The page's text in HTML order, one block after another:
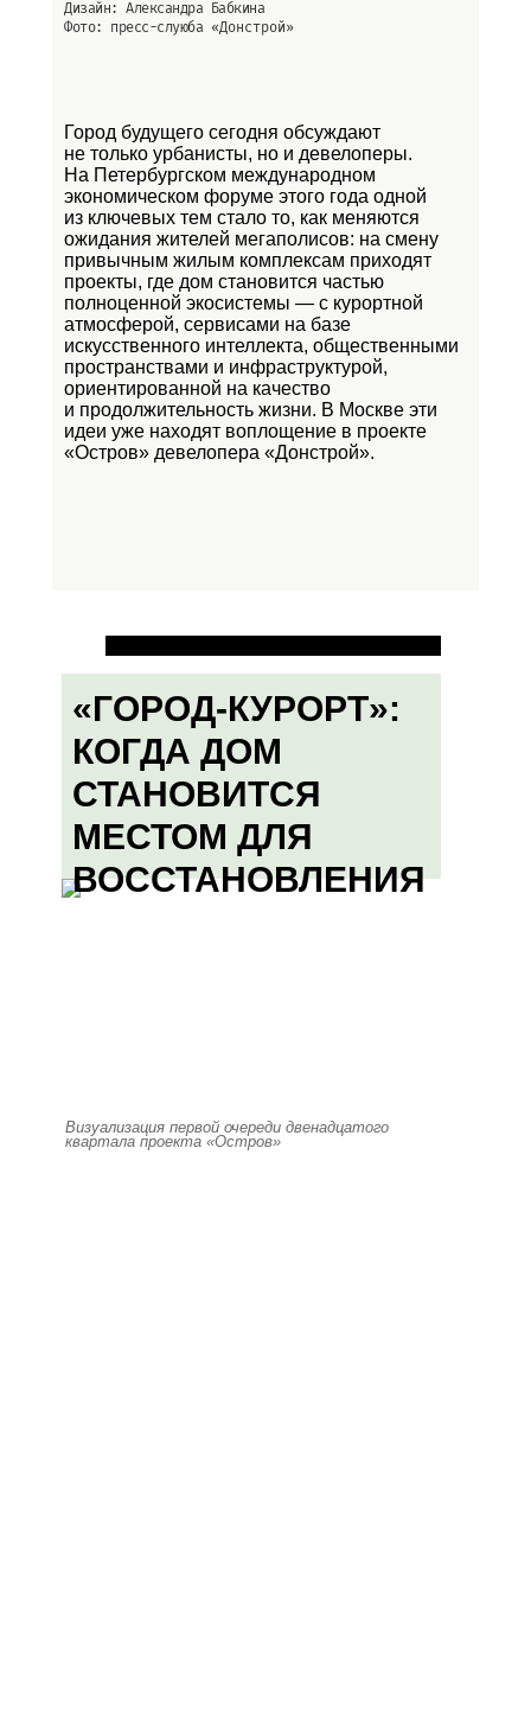
Дизайн: Александра Бабкина
Фото: пресс-слуюба «Донстрой»
Город будущего сегодня обсуждают
не только урбанисты, но и девелоперы.
На Петербургском международном
экономическом форуме этого года одной
из ключевых тем стало то, как меняются
ожидания жителей мегаполисов: на смену
привычным жилым комплексам приходят
проекты, где дом становится частью
полноценной экосистемы — с курортной
атмосферой, сервисами на базе
искусственного интеллекта, общественными
пространствами и инфраструктурой,
ориентированной на качество
и продолжительность жизни. В Москве эти
идеи уже находят воплощение в проекте
«Остров» девелопера «Донстрой».
«ГОРОД-КУРОРТ»:
КОГДА ДОМ
СТАНОВИТСЯ
МЕСТОМ ДЛЯ
ВОССТАНОВЛЕНИЯ
Визуализация первой очереди двенадцатого
квартала проекта «Остров»